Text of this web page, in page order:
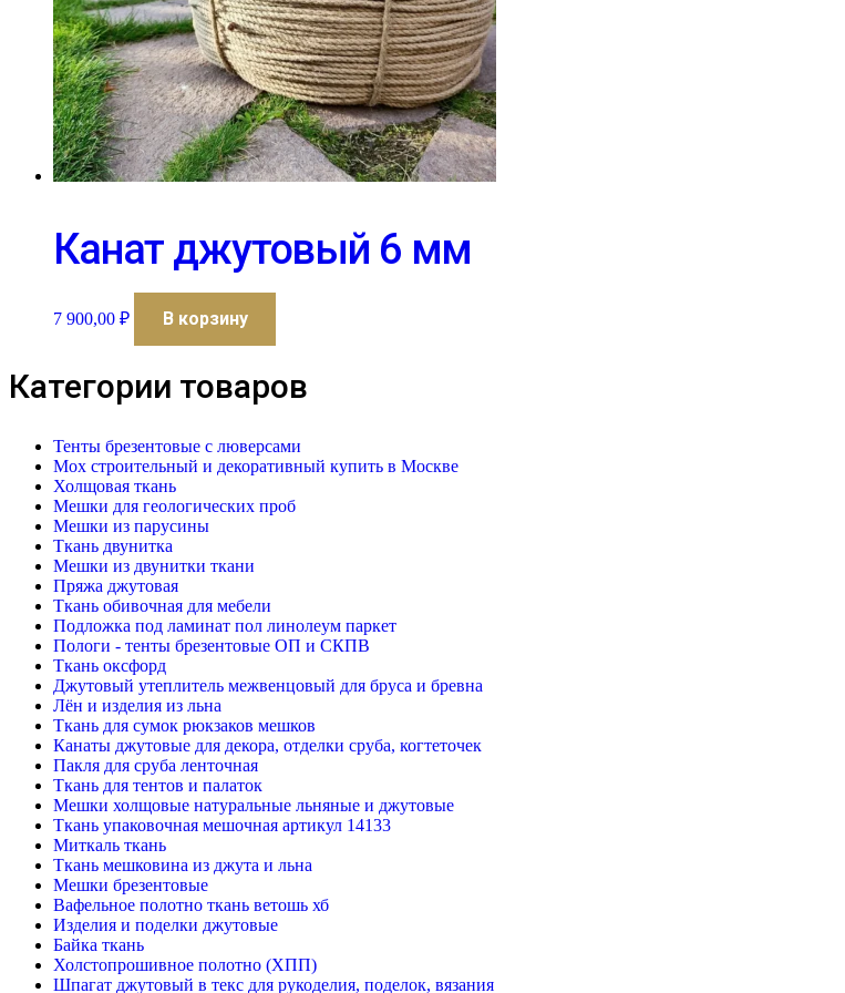
Канат джутовый 6 мм
7 900,00 ₽ В корзину
Категории товаров
Тенты брезентовые с люверсами
Мох строительный и декоративный купить в Москве
Холщовая ткань
Мешки для геологических проб
Мешки из парусины
Ткань двунитка
Мешки из двунитки ткани
Пряжа джутовая
Ткань обивочная для мебели
Подложка под ламинат пол линолеум паркет
Пологи - тенты брезентовые ОП и СКПВ
Ткань оксфорд
Джутовый утеплитель межвенцовый для бруса и бревна
Лён и изделия из льна
Ткань для сумок рюкзаков мешков
Канаты джутовые для декора, отделки сруба, когтеточек
Пакля для сруба ленточная
Ткань для тентов и палаток
Мешки холщовые натуральные льняные и джутовые
Ткань упаковочная мешочная артикул 14133
Миткаль ткань
Ткань мешковина из джута и льна
Мешки брезентовые
Вафельное полотно ткань ветошь хб
Изделия и поделки джутовые
Байка ткань
Холстопрошивное полотно (ХПП)
Шпагат джутовый в текс для рукоделия, поделок, вязания